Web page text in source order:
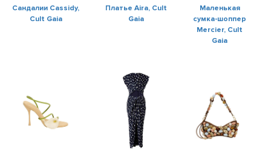
Сандалии Cassidy,
Cult Gaia
Платье Aira, Cult
Gaia
Маленькая
сумка-шоппер
Mercier, Cult
Gaia